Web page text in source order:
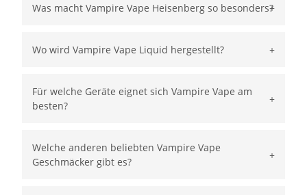
Was macht Vampire Vape Heisenberg so besonders?
Wo wird Vampire Vape Liquid hergestellt?
Für welche Geräte eignet sich Vampire Vape am
besten?
Welche anderen beliebten Vampire Vape
Geschmäcker gibt es?